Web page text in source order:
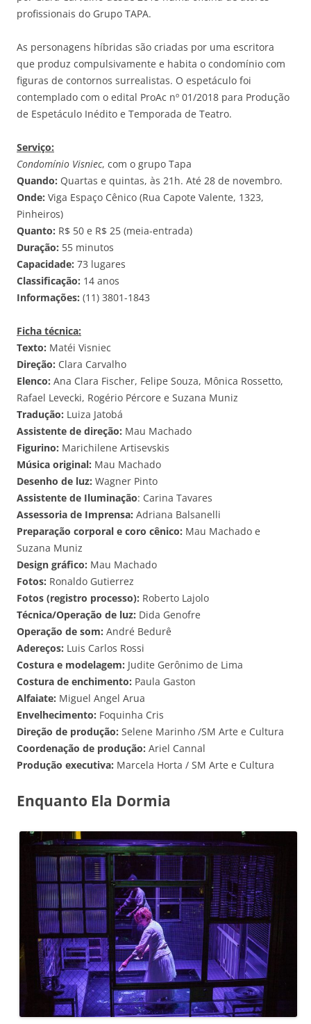
profissionais do Grupo TAPA.
As personagens híbridas são criadas por uma escritora
que produz compulsivamente e habita o condomínio com
figuras de contornos surrealistas. O espetáculo foi
contemplado com o edital ProAc nº 01/2018 para Produção
de Espetáculo Inédito e Temporada de Teatro.
Serviço:
Condomínio Visniec, com o grupo Tapa
Quando: Quartas e quintas, às 21h. Até 28 de novembro.
Onde: Viga Espaço Cênico (Rua Capote Valente, 1323,
Pinheiros)
Quanto: R$ 50 e R$ 25 (meia-entrada)
Duração: 55 minutos
Capacidade: 73 lugares
Classificação: 14 anos
Informações: (11) 3801-1843
Ficha técnica:
Texto: Matéi Visniec
Direção: Clara Carvalho
Elenco: Ana Clara Fischer, Felipe Souza, Mônica Rossetto,
Rafael Levecki, Rogério Pércore e Suzana Muniz
Tradução: Luiza Jatobá
Assistente de direção: Mau Machado
Figurino: Marichilene Artisevskis
Música original: Mau Machado
Desenho de luz: Wagner Pinto
Assistente de Iluminação: Carina Tavares
Assessoria de Imprensa: Adriana Balsanelli
Preparação corporal e coro cênico: Mau Machado e
Suzana Muniz
Design gráfico: Mau Machado
Fotos: Ronaldo Gutierrez
Fotos (registro processo): Roberto Lajolo
Técnica/Operação de luz: Dida Genofre
Operação de som: André Bedurê
Adereços: Luis Carlos Rossi
Costura e modelagem: Judite Gerônimo de Lima
Costura de enchimento: Paula Gaston
Alfaiate: Miguel Angel Arua
Envelhecimento: Foquinha Cris
Direção de produção: Selene Marinho /SM Arte e Cultura
Coordenação de produção: Ariel Cannal
Produção executiva: Marcela Horta / SM Arte e Cultura
Enquanto Ela Dormia